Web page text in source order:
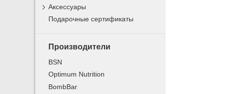
Аксессуары
Подарочные сертификаты
Производители
BSN
Optimum Nutrition
BombBar